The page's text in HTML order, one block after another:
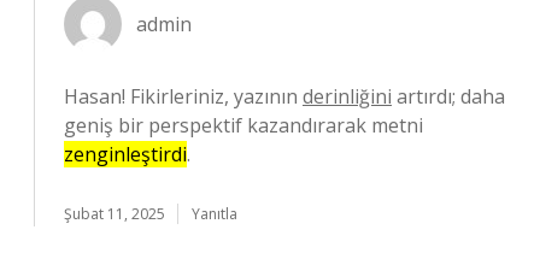
admin
Hasan! Fikirleriniz, yazının derinliğini artırdı; daha
geniş bir perspektif kazandırarak metni
zenginleştirdi.
Şubat 11, 2025 Yanıtla